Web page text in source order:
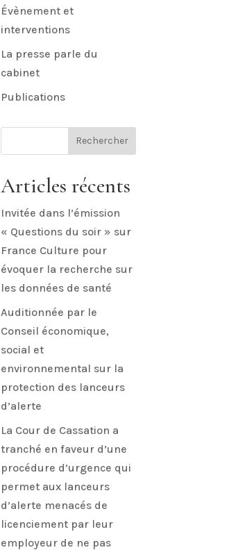
Évènement et
interventions
La presse parle du
cabinet
Publications
Rechercher
Articles récents
Invitée dans l’émission
« Questions du soir » sur
France Culture pour
évoquer la recherche sur
les données de santé
Auditionnée par le
Conseil économique,
social et
environnemental sur la
protection des lanceurs
d’alerte
La Cour de Cassation a
tranché en faveur d’une
procédure d’urgence qui
permet aux lanceurs
d’alerte menacés de
licenciement par leur
employeur de ne pas